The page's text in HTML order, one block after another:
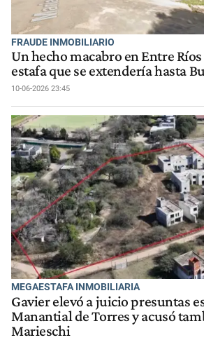
FRAUDE INMOBILIARIO
Un hecho macabro en Entre
estafa que se extendería hasta
10-06-2026 23:45
MEGAESTAFA INMOBILIARIA
Gavier elevó a juicio presuntas
Manantial de Torres y acusó
Marieschi